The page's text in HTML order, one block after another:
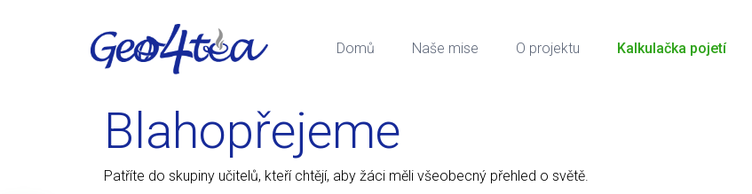
Domů Naše mise O projektu Kalkulačka pojetí
Blahopřejeme
Patříte do skupiny učitelů, kteří chtějí, aby žáci měli všeobecný přehled o světě.